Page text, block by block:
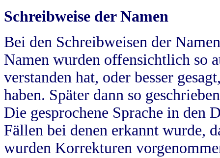
Schreibweise der Namen
Bei den Schreibweisen der
Namen wurden offensichtlich so
verstanden hat, oder besser
haben. Später dann so
Die gesprochene Sprache in
Fällen bei denen erkannt wurde,
wurden Korrekturen